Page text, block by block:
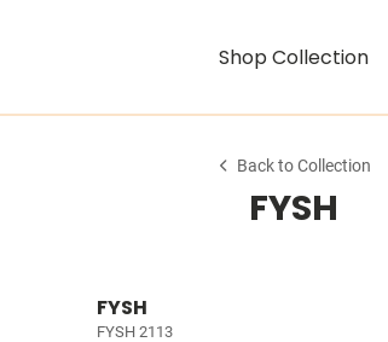
Shop Collection
Back to Collection
FYSH
FYSH
FYSH 2113